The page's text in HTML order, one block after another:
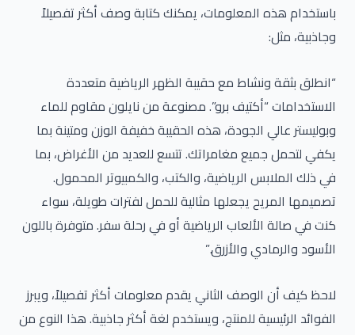
باستخدام هذه المعلومات، يمكنك كتابة وصف أكثر تفصيلاً
وجاذبية، مثل:
“انطلق بثقة ونشاط مع حقيبة الظهر الرياضية متعددة
الاستخدامات “أكتيف برو”. مصنوعة من نايلون مقاوم للماء
وبوليستر عالي الجودة، هذه الحقيبة خفيفة الوزن ومتينة بما
يكفي لتحمل جميع مغامراتك. تتسع للعديد من الأغراض، بما
في ذلك الملابس الرياضية، والكتب، والكمبيوتر المحمول.
تصميمها المريح يجعلها مثالية للحمل لفترات طويلة، سواء
كنت في صالة الألعاب الرياضية أو في رحلة سفر. متوفرة باللون
الأسود والرمادي والأزرق.”
لاحظ كيف أن الوصف الثاني يقدم معلومات أكثر تفصيلاً، ويبرز
الفوائد الرئيسية للمنتج، ويستخدم لغة أكثر جاذبية. هذا النوع من